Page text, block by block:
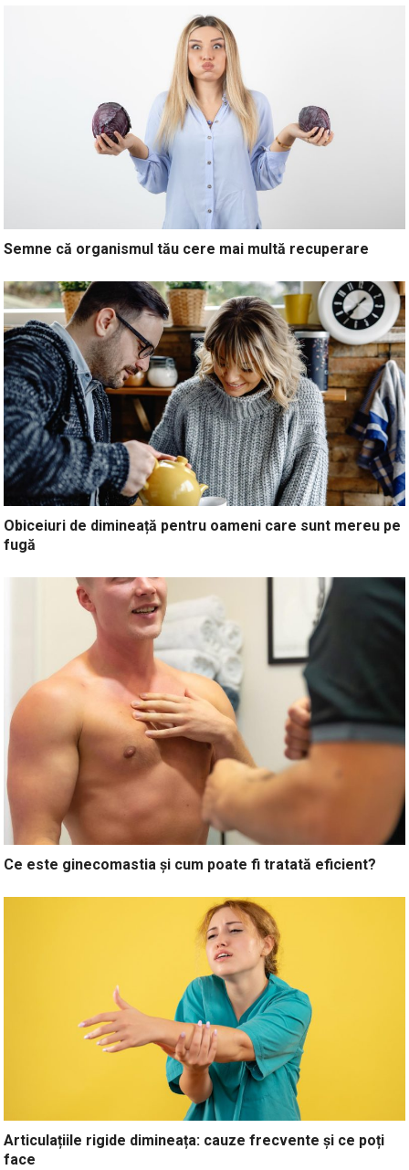
Semne că organismul tău cere mai multă recuperare
Obiceiuri de dimineață pentru oameni care sunt mereu pe
fugă
Ce este ginecomastia și cum poate fi tratată eficient?
Articulațiile rigide dimineața: cauze frecvente și ce poți
face